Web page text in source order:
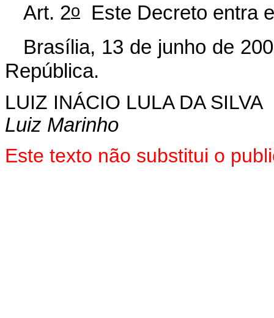
Art. 2o
Este Decreto entra
Brasília, 13 de junho de
República.
LUIZ INÁCIO LULA DA SILVA
Luiz Marinho
Este texto não substitui o